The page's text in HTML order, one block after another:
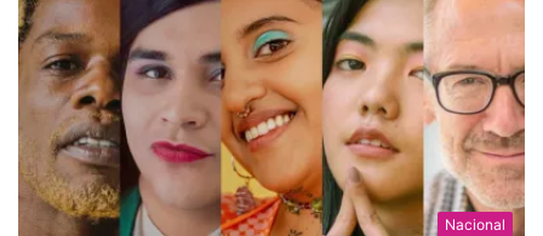
Nacional